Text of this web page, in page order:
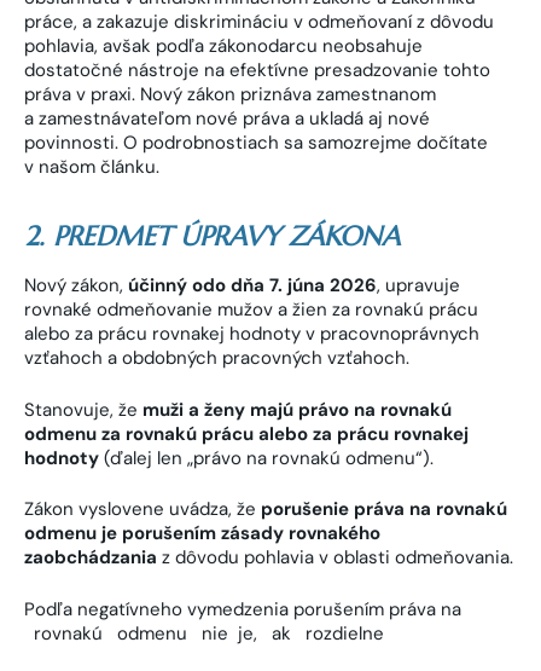
práce, a zakazuje diskrimináciu v odmeňovaní z dôvodu
pohlavia, avšak podľa zákonodarcu neobsahuje
dostatočné nástroje na efektívne presadzovanie tohto
práva v praxi. Nový zákon priznáva zamestnanom
a zamestnávateľom nové práva a ukladá aj nové
povinnosti. O podrobnostiach sa samozrejme dočítate
v našom článku.
2. PREDMET ÚPRAVY ZÁKONA
Nový zákon, účinný odo dňa 7. júna 2026, upravuje
rovnaké odmeňovanie mužov a žien za rovnakú prácu
alebo za prácu rovnakej hodnoty v pracovnoprávnych
vzťahoch a obdobných pracovných vzťahoch.
Stanovuje, že muži a ženy majú právo na rovnakú
odmenu za rovnakú prácu alebo za prácu rovnakej
hodnoty (ďalej len „právo na rovnakú odmenu“).
Zákon vyslovene uvádza, že porušenie práva na rovnakú
odmenu je porušením zásady rovnakého
zaobchádzania z dôvodu pohlavia v oblasti odmeňovania.
Podľa negatívneho vymedzenia porušením práva na
rovnakú odmenu nie je, ak rozdielne